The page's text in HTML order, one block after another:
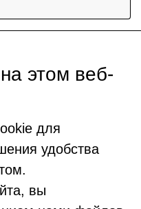
этом веб-
для
удобства
вы